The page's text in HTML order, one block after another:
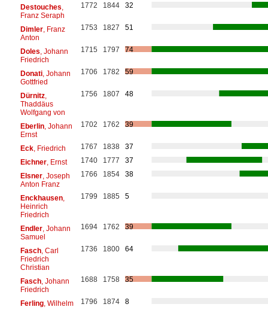
Destouches
Franz Seraph
1772 1844 32
Dimler, Franz
Anton
1753 1827 51
Doles , Johann
Friedrich
1715 1797 74
Donati, Johann
Gottfried
1706 1782 59
Dürnitz,
Thaddäus
Wolfgang von
1756 1807 48
Eberlin, Johann
Ernst
1702 1762 39
Eck, Friedrich 1767 1838
37
Eichner, Ernst 1740 1777
37
Elsner, Joseph
Anton Franz
1766 1854 38
Enckhausen,
Heinrich
Friedrich
1799 1885 5
Endler, Johann
Samuel
1694 1762 39
Fasch, Carl
Friedrich
Christian
1736 1800 64
Fasch, Johann
Friedrich
1688 1758 35
Ferling, Wilhelm 1796 1874
8